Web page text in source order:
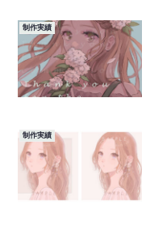
制作実績
制作実績